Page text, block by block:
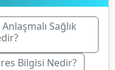
Sağlık
Bilgisi Nedir?